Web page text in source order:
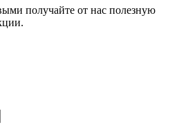
получайте от нас полезную